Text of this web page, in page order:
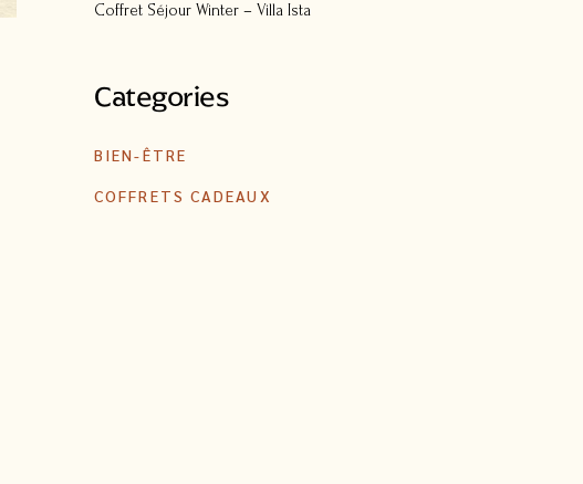
Coffret Séjour Winter – Villa Ista
Categories
BIEN-ÊTRE
COFFRETS CADEAUX